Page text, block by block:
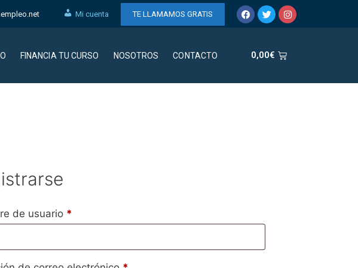
Mi cuenta TE LLAMAMOS GRATIS
FINANCIA TU CURSO NOSOTROS CONTACTO 0,00€
de usuario *